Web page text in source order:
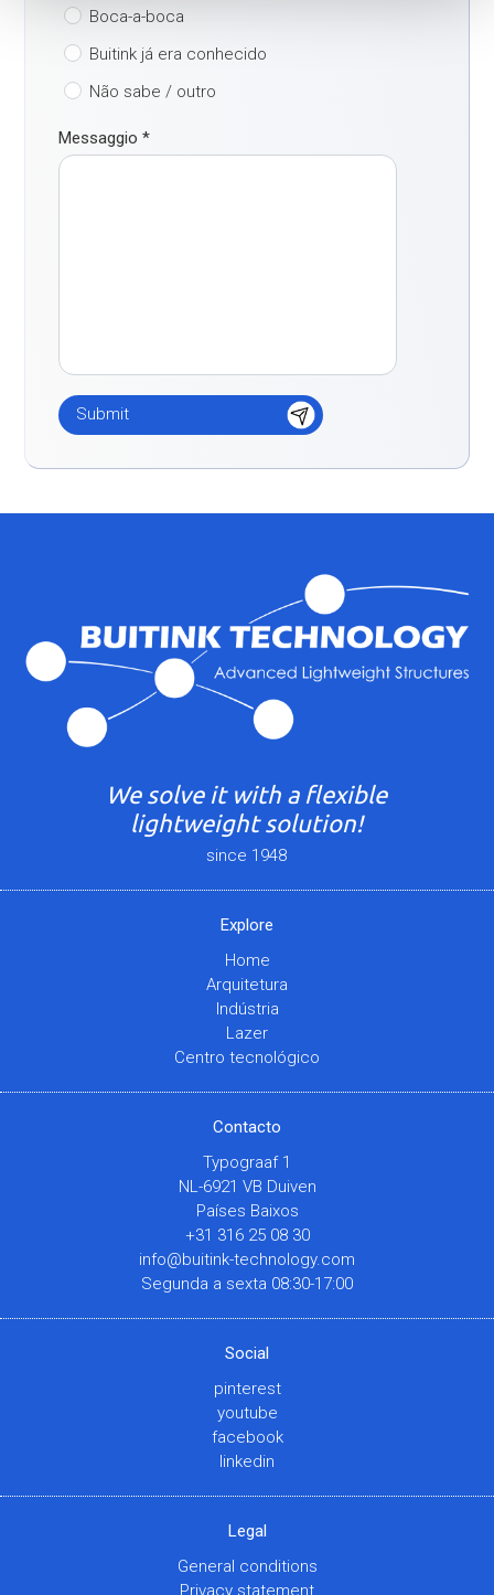
Boca-a-boca
Buitink já era conhecido
Não sabe / outro
Messaggio*
We solve it with a flexible
lightweight solution!
since 1948
Explore
Home
Arquitetura
Indústria
Lazer
Centro tecnológico
Contacto
Typograaf 1
NL-6921 VB Duiven
Países Baixos
+31 316 25 08 30
info@buitink-technology.com
Segunda a sexta 08:30-17:00
Social
pinterest
youtube
facebook
linkedin
Legal
General conditions
Privacy statement